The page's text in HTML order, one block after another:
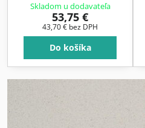
Skladom u dodavateľa
53,75 €
43,70 € bez DPH
Do košíka